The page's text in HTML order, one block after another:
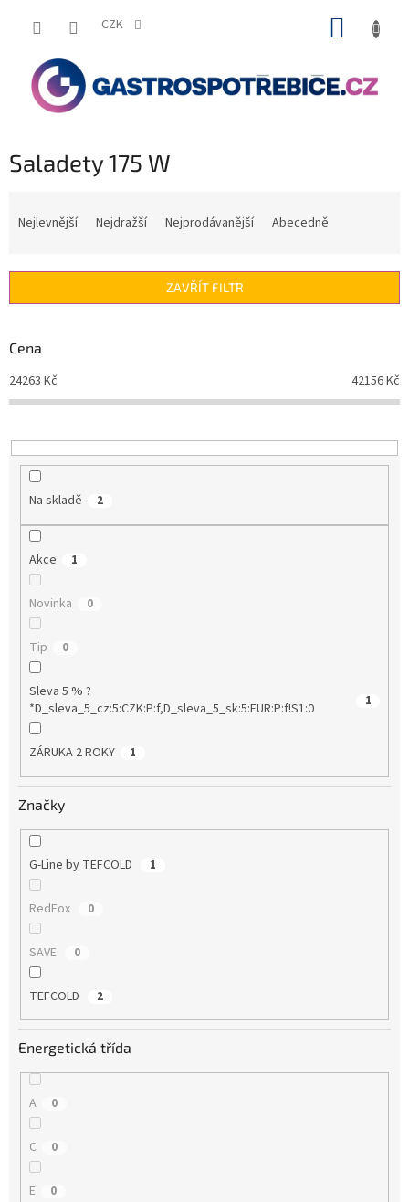
CZK
Saladety 175 W
í
r
o
d
u
t
ů
Nejlevnější Nejdražší Nejprodávanější Abecedně
ZAVŘÍT FILTR
Cena
24263 Kč 42156Kč
Na skladě 2
Akce 1
Novinka 0
Tip 0
Sleva 5 % ?
*D_sleva_5_cz:5:CZK:P:f,D_sleva_5_sk:5:EUR:P:f!S1:0
1
ZÁRUKA 2 ROKY 1
Značky
G-Line by TEFCOLD 1
RedFox 0
SAVE 0
TEFCOLD 2
Energetická třída
A 0
C 0
E 0